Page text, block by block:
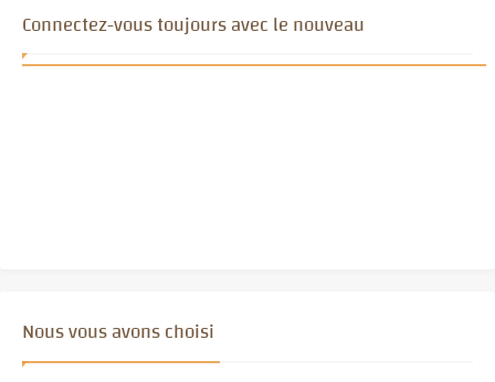
Connectez-vous toujours avec le nouveau
Nous vous avons choisi